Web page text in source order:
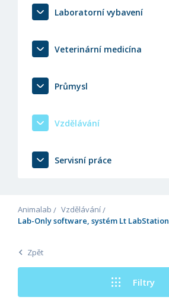
Laboratorní vybavení
Veterinární medicína
Průmysl
Vzdělávání
Servisní práce
Animalab
Vzdělávání
Lab-Only software, systém Lt LabStation
Zpět
Filtry